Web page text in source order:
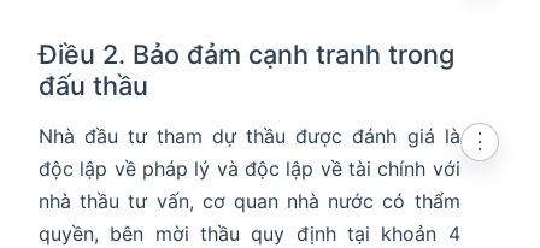
Điều 2. Bảo đảm cạnh tranh trong
đấu thầu
Nhà đầu tư tham dự thầu được đánh giá là
độc lập về pháp lý và độc lập về tài chính với
nhà thầu tư vấn, cơ quan nhà nước có thẩm
quyền, bên mời thầu quy định tại khoản 4
⋮